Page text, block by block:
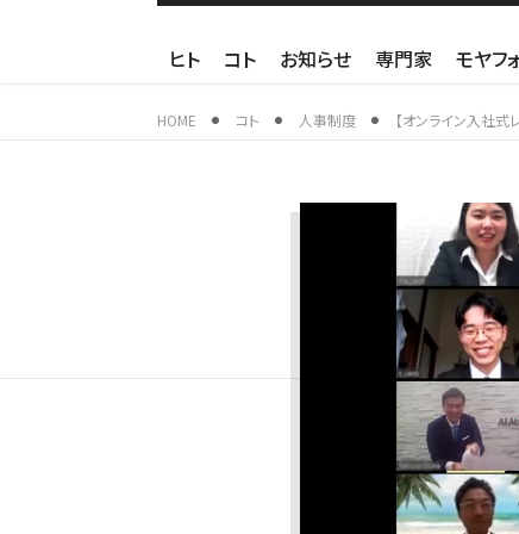
ヒト コト お知らせ 専門家 モヤフ
HOME コト 人事制度 【オンライン入社